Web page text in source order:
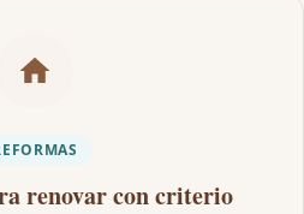
renovar con criterio